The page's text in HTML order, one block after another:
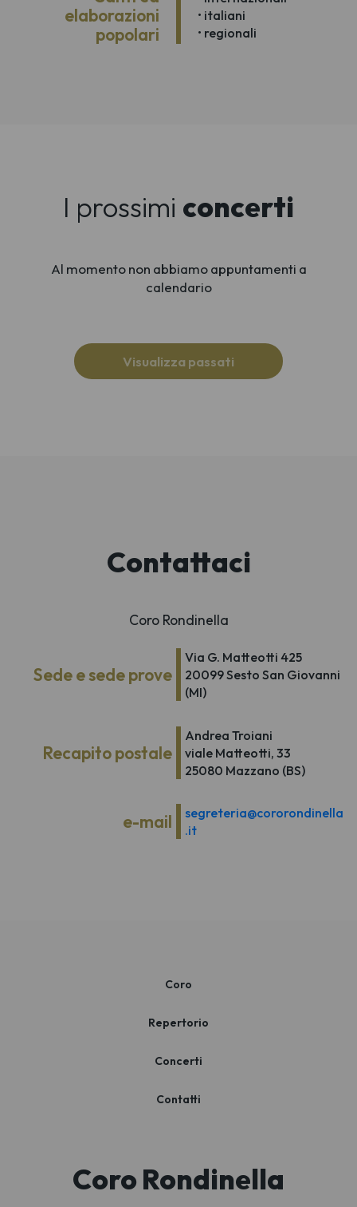
elaborazioni
popolari
• italiani
• regionali
I prossimi concerti
Al momento non abbiamo appuntamenti a
calendario
Visualizza passati
Contattaci
Coro Rondinella
Sede e sede prove
Via G. Matteotti 425
20099 Sesto San Giovanni
(MI)
Recapito postale
Andrea Troiani
viale Matteotti, 33
25080 Mazzano (BS)
e-mail
segreteria@cororondinella
.it
Coro
Repertorio
Concerti
Contatti
Coro Rondinella